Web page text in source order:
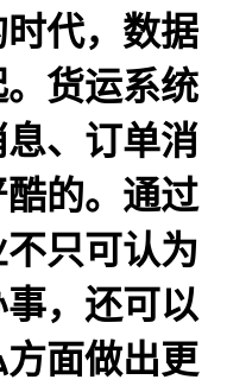
代，数据
货运系统
、订单消
的。通过
只可认为
，还可以
面做出更